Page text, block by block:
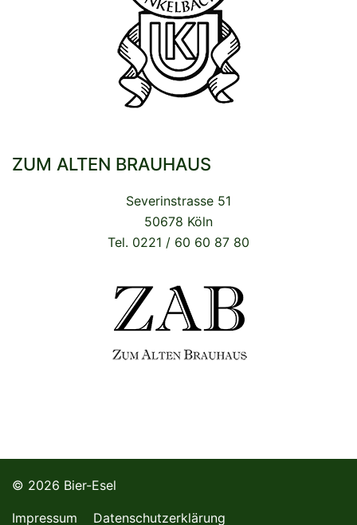
ZUM ALTEN BRAUHAUS
Severinstrasse 51
50678 Köln
Tel. 0221 / 60 60 87 80
© 2026 Bier-Esel
Impressum Datenschutzerklärung